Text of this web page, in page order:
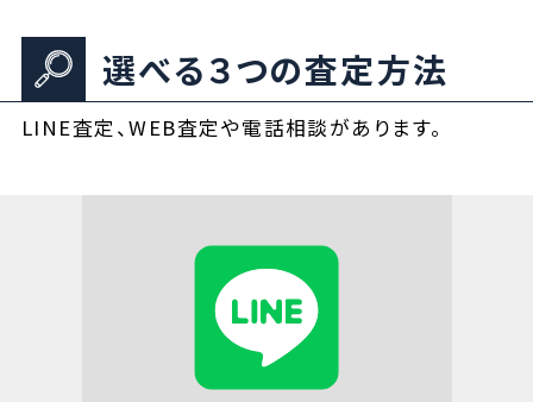
選べる３つの査定方法
LINE査定、WEB査定や電話相談があります。